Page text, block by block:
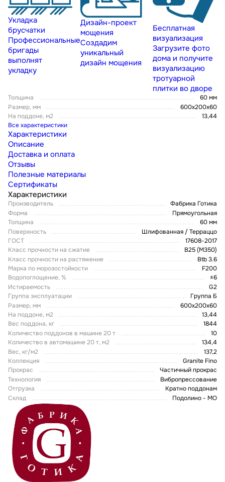
Укладка
брусчатки
Профессиональные
бригады
выполнят
укладку
Дизайн-проект
мощения
Создадим
уникальный
дизайн мощения
Бесплатная
визуализация
Загрузите фото
дома и получите
визуализацию
тротуарной
плитки во дворе
Толщина
60 мм
Размер, мм
600х200х60
На поддоне, м2
13,44
Все характеристики
Характеристики
Описание
Доставка и оплата
Отзывы
Полезные материалы
Сертификаты
Характеристики
Производитель
Фабрика Готика
Форма
Прямоугольная
Толщина
60 мм
Поверхность
Шлифованная / Терраццо
ГОСТ
17608-2017
Класс прочности на сжатие
В25 (М350)
Класс прочности на растяжение
Btb 3.6
Марка по морозостойкости
F200
Водопоглощение, %
≤6
Истираемость
G2
Группа эксплуатации
Группа Б
Размер, мм
600х200х60
На поддоне, м2
13,44
Вес поддона, кг
1844
Количество поддонов в машине 20 т
10
Количество в автомашине 20 т, м2
134,4
Вес, кг/м2
137,2
Коллекция
Granite Fino
Прокрас
Частичный прокрас
Технология
Вибропрессование
Отгрузка
Кратно поддонам
Склад
Подолино - МО